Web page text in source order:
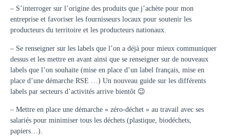
– S’interroger sur l’origine des produits que j’achète pour mon
entreprise et favoriser les fournisseurs locaux pour soutenir les
producteurs du territoire et les producteurs nationaux.
– Se renseigner sur les labels que l’on a déjà pour mieux communiquer
dessus et les mettre en avant ainsi que se renseigner sur de nouveaux
labels que l’on souhaite (mise en place d’un label français, mise en
place d’une démarche RSE …) Un nouveau guide sur les différents
labels par secteurs d’activités arrive bientôt 😉
– Mettre en place une démarche « zéro-déchet » au travail avec ses
salariés pour minimiser tous les déchets (plastique, biodéchets,
papiers…).